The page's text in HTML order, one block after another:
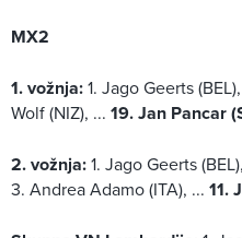
MX2
1. vožnja:1. Jago Geerts
Wolf (NIZ), ... 19. Jan Pancar
2. vožnja:1. Jago Geerts
3. Andrea Adamo (ITA), ... 11.